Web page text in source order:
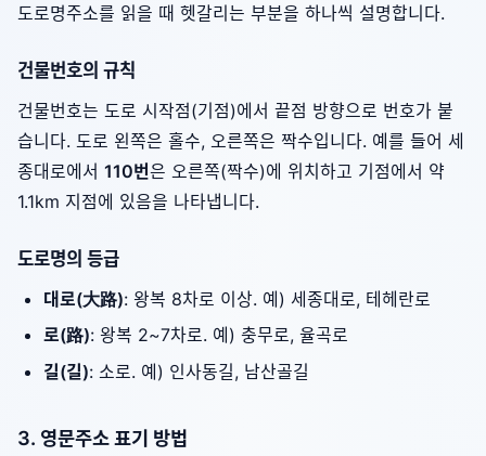
도로명주소를 읽을 때 헷갈리는 부분을 하나씩 설명합니다.
건물번호의 규칙
건물번호는 도로 시작점(기점)에서 끝점 방향으로 번호가 붙
습니다. 도로 왼쪽은 홀수, 오른쪽은 짝수입니다. 예를 들어 세
종대로에서 110번은 오른쪽(짝수)에 위치하고 기점에서 약
1.1km 지점에 있음을 나타냅니다.
도로명의 등급
대로(大路): 왕복 8차로 이상. 예) 세종대로, 테헤란로
로(路): 왕복 2~7차로. 예) 충무로, 율곡로
길(길): 소로. 예) 인사동길, 남산골길
3. 영문주소 표기 방법